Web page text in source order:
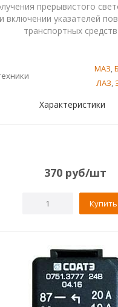
прерывистого
включении указателей
транспортных
МАЗ,
ЛАЗ,
Характеристики
370 руб/шт
Купить